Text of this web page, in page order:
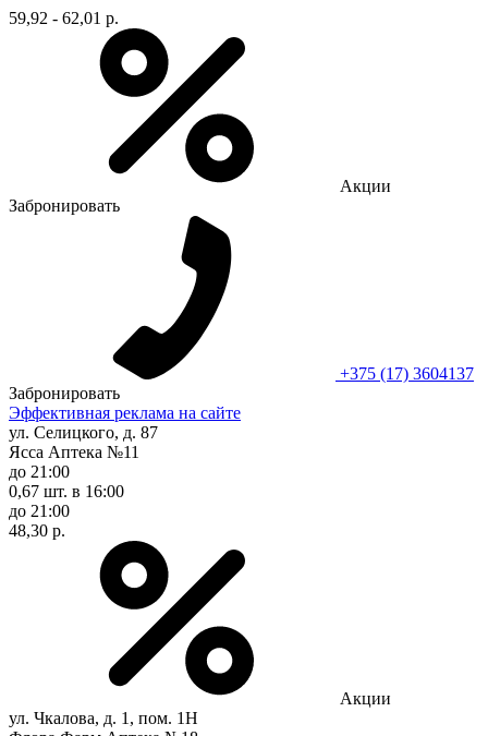
59,92 - 62,01 р.
Акции
Забронировать
+375 (17) 3604137
Забронировать
Эффективная реклама на сайте
ул. Селицкого, д. 87
Ясса Аптека №11
до 21:00
0,67 шт. в 16:00
до 21:00
48,30 р.
Акции
ул. Чкалова, д. 1, пом. 1Н